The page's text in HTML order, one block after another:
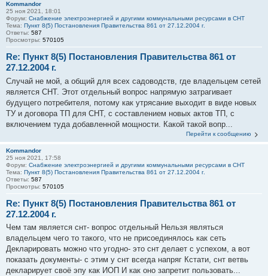
Kommandor
25 ноя 2021, 18:01
Форум: Снабжение электроэнергией и другими коммунальными ресурсами в СНТ
Тема: Пункт 8(5) Постановления Правительства 861 от 27.12.2004 г.
Ответы: 587
Просмотры: 570105
Re: Пункт 8(5) Постановления Правительства 861 от
27.12.2004 г.
Случай не мой, а общий для всех садоводств, где владельцем сетей
является СНТ. Этот отдельный вопрос напрямую затрагивает
будущего потребителя, потому как утрясание выходит в виде новых
ТУ и договора ТП для СНТ, с составлением новых актов ТП, с
включением туда добавленной мощности. Какой такой вопр...
Перейти к сообщению
Kommandor
25 ноя 2021, 17:58
Форум: Снабжение электроэнергией и другими коммунальными ресурсами в СНТ
Тема: Пункт 8(5) Постановления Правительства 861 от 27.12.2004 г.
Ответы: 587
Просмотры: 570105
Re: Пункт 8(5) Постановления Правительства 861 от
27.12.2004 г.
Чем там является снт- вопрос отдельный Нельзя являться
владельцем чего то такого, что не присоединялось как сеть
Декларировать можно что угодно- это снт делает с успехом, а вот
показать документы- с этим у снт всегда напряг Кстати, снт ветвь
декларирует своё эпу как ИОП И как оно запретит пользовать...